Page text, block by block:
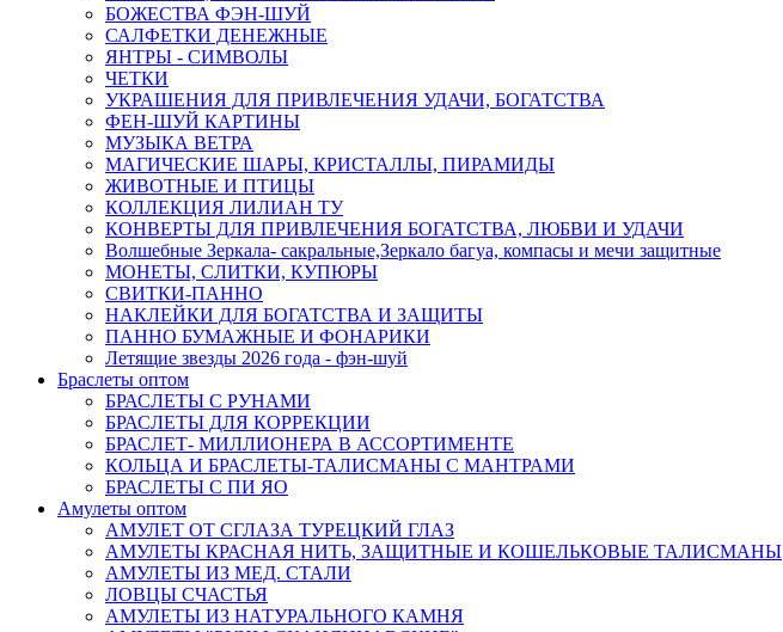
БОЖЕСТВА ФЭН-ШУЙ
САЛФЕТКИ ДЕНЕЖНЫЕ
ЯНТРЫ - СИМВОЛЫ
ЧЕТКИ
УКРАШЕНИЯ ДЛЯ ПРИВЛЕЧЕНИЯ УДАЧИ, БОГАТСТВА
ФЕН-ШУЙ КАРТИНЫ
МУЗЫКА ВЕТРА
МАГИЧЕСКИЕ ШАРЫ, КРИСТАЛЛЫ, ПИРАМИДЫ
ЖИВОТНЫЕ И ПТИЦЫ
КОЛЛЕКЦИЯ ЛИЛИАН ТУ
КОНВЕРТЫ ДЛЯ ПРИВЛЕЧЕНИЯ БОГАТСТВА, ЛЮБВИ И УДАЧИ
Волшебные Зеркала- сакральные,Зеркало багуа, компасы и мечи защитные
МОНЕТЫ, СЛИТКИ, КУПЮРЫ
СВИТКИ-ПАННО
НАКЛЕЙКИ ДЛЯ БОГАТСТВА И ЗАЩИТЫ
ПАННО БУМАЖНЫЕ И ФОНАРИКИ
Летящие звезды 2026 года - фэн-шуй
Браслеты оптом
БРАСЛЕТЫ С РУНАМИ
БРАСЛЕТЫ ДЛЯ КОРРЕКЦИИ
БРАСЛЕТ- МИЛЛИОНЕРА В АССОРТИМЕНТЕ
КОЛЬЦА И БРАСЛЕТЫ-ТАЛИСМАНЫ С МАНТРАМИ
БРАСЛЕТЫ С ПИ ЯО
Амулеты оптом
АМУЛЕТ ОТ СГЛАЗА ТУРЕЦКИЙ ГЛАЗ
АМУЛЕТЫ КРАСНАЯ НИТЬ, ЗАЩИТНЫЕ И КОШЕЛЬКОВЫЕ ТАЛИСМАНЫ
АМУЛЕТЫ ИЗ МЕД. СТАЛИ
ЛОВЦЫ СЧАСТЬЯ
АМУЛЕТЫ ИЗ НАТУРАЛЬНОГО КАМНЯ